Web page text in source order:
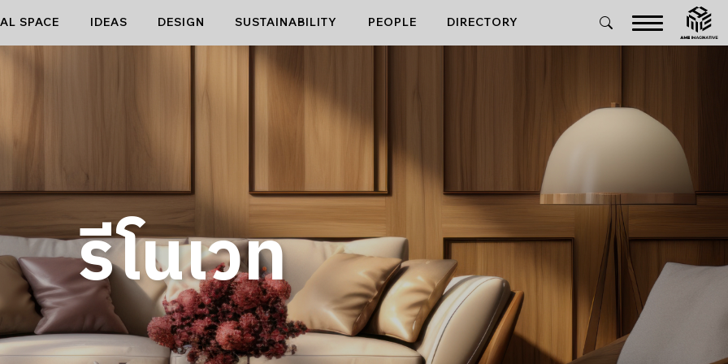
SPACE IDEAS DESIGN SUSTAINABILITY PEOPLE DIRECTORY
รีโนเวท